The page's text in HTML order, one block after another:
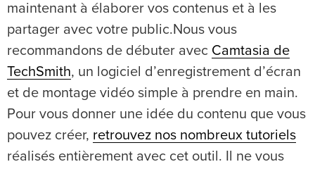
maintenant à élaborer vos contenus et à les
partager avec votre public.Nous vous
recommandons de débuter avec Camtasia de
TechSmith, un logiciel d’enregistrement d’écran
et de montage vidéo simple à prendre en main.
Pour vous donner une idée du contenu que vous
pouvez créer, retrouvez nos nombreux tutoriels
réalisés entièrement avec cet outil. Il ne vous